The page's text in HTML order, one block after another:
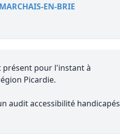
MARCHAIS-EN-BRIE
présent pour l'instant à
Picardie.
audit accessibilité handicapés